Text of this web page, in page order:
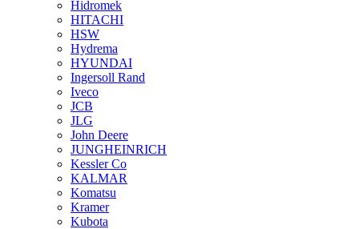
Hidromek
HITACHI
HSW
Hydrema
HYUNDAI
Ingersoll Rand
Iveco
JCB
JLG
John Deere
JUNGHEINRICH
Kessler Co
KALMAR
Komatsu
Kramer
Kubota